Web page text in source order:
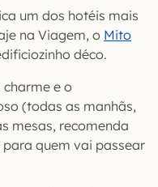
um dos hotéis mais
na Viagem, o Mito
déco.
e o
(todas as manhãs,
mesas, recomenda
quem vai passear